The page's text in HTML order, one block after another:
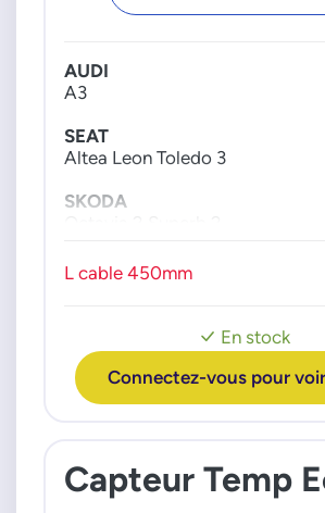
4G0906088AM
En stock
Connectez-vous pour
AUDI
A3
SEAT
Altea Leon Toledo 3
SKODA
VW
Caddy 3 California Golf 5 Golf 6
moteur : 19c 20c TDI 03>
L cable 450mm
Capteur Temp